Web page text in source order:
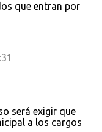
que entran por
será exigir que
a los cargos